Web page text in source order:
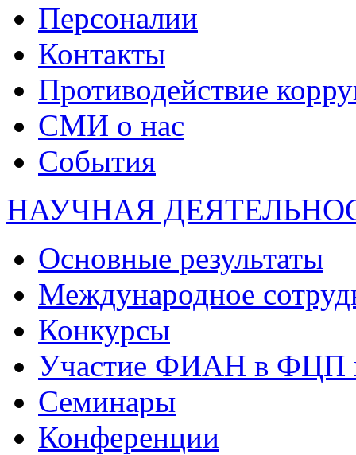
Персоналии
Контакты
Противодействие
СМИ о нас
События
НАУЧНАЯ
Основные результаты
Международное
Конкурсы
Участие ФИАН в ФЦП
Семинары
Конференции